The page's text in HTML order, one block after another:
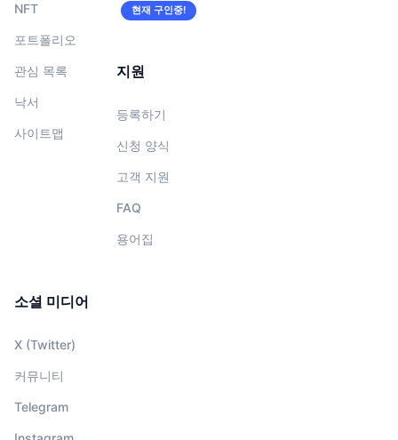
NFT
포트폴리오
관심 목록
낙서
사이트맵
현재 구인중!
지원
등록하기
신청 양식
고객 지원
FAQ
용어집
소셜 미디어
X (Twitter)
커뮤니티
Telegram